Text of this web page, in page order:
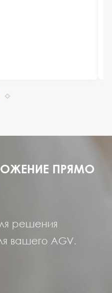
ПРЯМО
решения
вашего AGV.